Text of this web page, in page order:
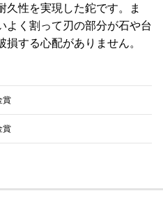
久性を実現した鉈です。ま
よく割って刃の部分が石や台
する心配がありません。
賞
賞